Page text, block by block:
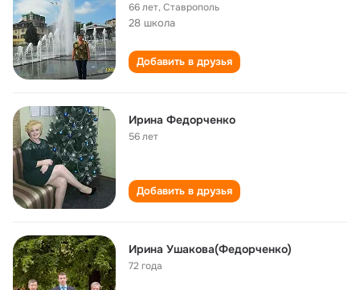
66 лет,Ставрополь
28 школа
Добавить в друзья
Ирина Федорченко
56 лет
Добавить в друзья
Ирина Ушакова(Федорченко)
72 года